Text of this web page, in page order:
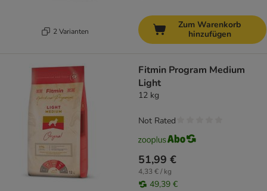
2 Varianten
Zum Warenkorb
hinzufügen
Fitmin Program Medium
Light
12 kg
51,99 €
4,33 € / kg
49,39 €
Not Rated